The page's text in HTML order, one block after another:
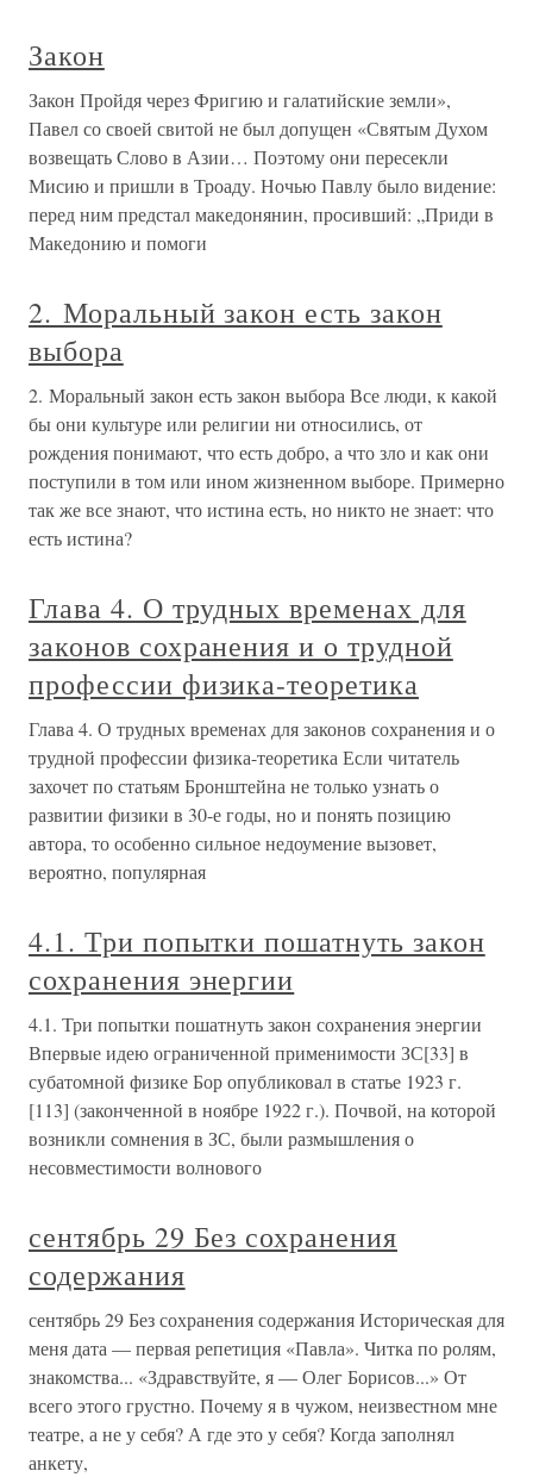
Закон
Закон Пройдя через Фригию и галатийские земли»,
Павел со своей свитой не был допущен «Святым Духом
возвещать Слово в Азии… Поэтому они пересекли
Мисию и пришли в Троаду. Ночью Павлу было видение:
перед ним предстал македонянин, просивший: „Приди в
Македонию и помоги
2. Моральный закон есть закон
выбора
2. Моральный закон есть закон выбора Все люди, к какой
бы они культуре или религии ни относились, от
рождения понимают, что есть добро, а что зло и как они
поступили в том или ином жизненном выборе. Примерно
так же все знают, что истина есть, но никто не знает: что
есть истина?
Глава 4. О трудных временах для
законов сохранения и о трудной
профессии физика-теоретика
Глава 4. О трудных временах для законов сохранения и о
трудной профессии физика-теоретика Если читатель
захочет по статьям Бронштейна не только узнать о
развитии физики в 30-е годы, но и понять позицию
автора, то особенно сильное недоумение вызовет,
вероятно, популярная
4.1. Три попытки пошатнуть закон
сохранения энергии
4.1. Три попытки пошатнуть закон сохранения энергии
Впервые идею ограниченной применимости ЗС[33] в
субатомной физике Бор опубликовал в статье 1923 г.
[113] (законченной в ноябре 1922 г.). Почвой, на которой
возникли сомнения в ЗС, были размышления о
несовместимости волнового
сентябрь 29 Без сохранения
содержания
сентябрь 29 Без сохранения содержания Историческая для
меня дата — первая репетиция «Павла». Читка по ролям,
знакомства... «Здравствуйте, я — Олег Борисов...» От
всего этого грустно. Почему я в чужом, неизвестном мне
театре, а не у себя? А где это у себя? Когда заполнял
анкету,